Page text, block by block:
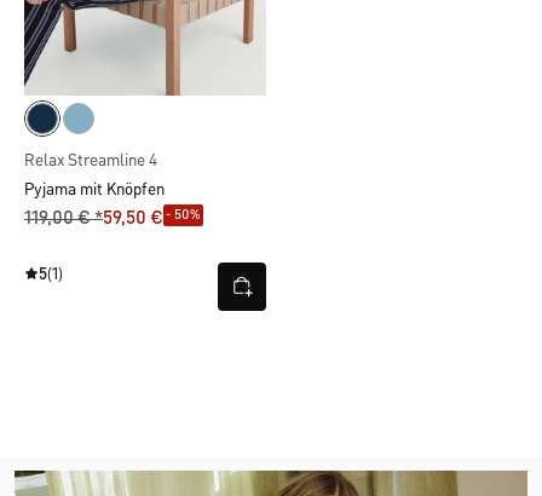
Relax Streamline 4
Pyjama mit Knöpfen
119,00 € *59,50 € - 50%
5(1)